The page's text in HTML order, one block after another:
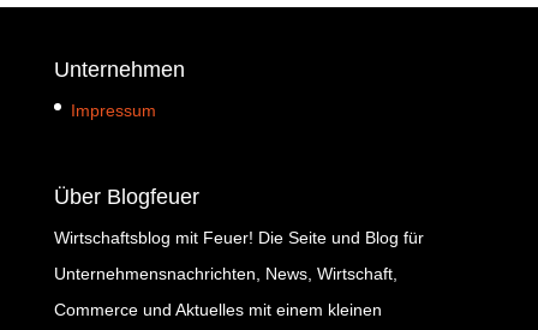
Unternehmen
Impressum
Über Blogfeuer
Wirtschaftsblog mit Feuer! Die Seite und Blog für
Unternehmensnachrichten, News, Wirtschaft,
Commerce und Aktuelles mit einem kleinen